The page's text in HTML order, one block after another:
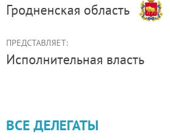
Гродненская область
ПРЕДСТАВЛЯЕТ:
Иcполнительная власть
ВСЕ ДЕЛЕГАТЫ